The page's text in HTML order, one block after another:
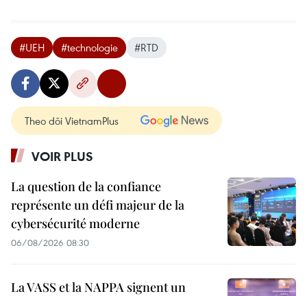
#UEH #technologie #RTD
Theo dõi VietnamPlus
VOIR PLUS
La question de la confiance
représente un défi majeur de la
cybersécurité moderne
06/08/2026 08:30
La VASS et la NAPPA signent un